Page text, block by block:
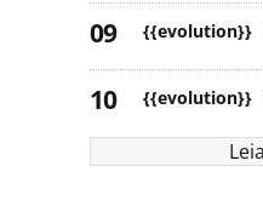
{{evolution}}
{{evolution}}